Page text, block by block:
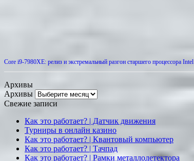
Core i9-7980XE: релиз и экстремальный разгон старшего процессора Intel
Архивы
Архивы
Свежие записи
Как это работает? | Датчик движения
Турниры в онлайн казино
Как это работает? | Квантовый компьютер
Как это работает? | Тачпад
Как это работает? | Рамки металлодетектора